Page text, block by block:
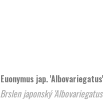
Euonymus jap. 'Albovariegatus'
Brslen japonský 'Albovariegatus'